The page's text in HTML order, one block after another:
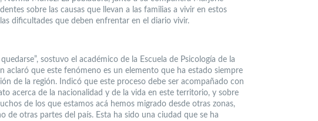
sobre las causas que llevan a las familias a vivir en estos
dificultades que deben enfrentar en el diario vivir.
sostuvo el académico de la Escuela de Psicología de la
aclaró que este fenómeno es un elemento que ha estado siempre
de la región. Indicó que este proceso debe ser acompañado con
acerca de la nacionalidad y de la vida en este territorio, y sobre
de los que estamos acá hemos migrado desde otras zonas,
de otras partes del país. Esta ha sido una ciudad que se ha